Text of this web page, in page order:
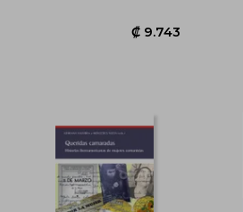
₡ 9.743